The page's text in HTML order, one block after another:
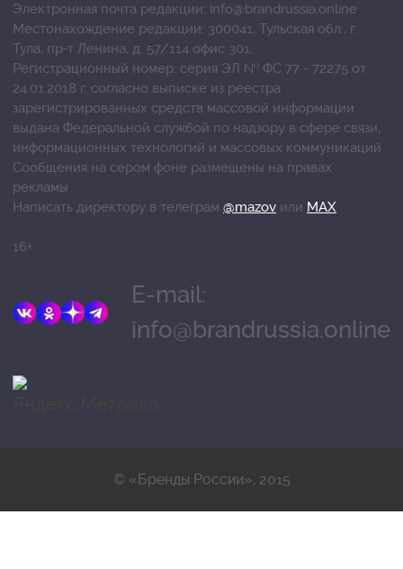
Электронная почта редакции: info@brandrussia.online
Местонахождение редакции: 300041, Тульская обл., г.
Тула, пр-т Ленина, д. 57/114 офис 301.
Регистрационный номер: серия ЭЛ № ФС 77 - 72275 от
24.01.2018 г. согласно выписке из реестра
зарегистрированных средств массовой информации
выдана Федеральной службой по надзору в сфере связи,
информационных технологий и массовых коммуникаций
Сообщения на сером фоне размещены на правах
рекламы
Написать директору в телеграм @mazov или MAX
16+
E-mail:
info@brandrussia.online
© «Бренды России», 2015